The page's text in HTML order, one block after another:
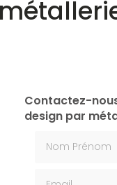
Contactez-
design par